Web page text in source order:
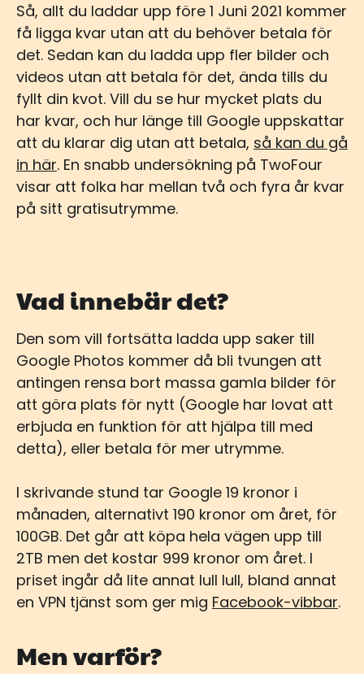
Så, allt du laddar upp före 1 Juni 2021 kommer
få ligga kvar utan att du behöver betala för
det. Sedan kan du ladda upp fler bilder och
videos utan att betala för det, ända tills du
fyllt din kvot. Vill du se hur mycket plats du
har kvar, och hur länge till Google uppskattar
att du klarar dig utan att betala, så kan du gå
in här. En snabb undersökning på TwoFour
visar att folka har mellan två och fyra år kvar
på sitt gratisutrymme.
Vad innebär det?
Den som vill fortsätta ladda upp saker till
Google Photos kommer då bli tvungen att
antingen rensa bort massa gamla bilder för
att göra plats för nytt (Google har lovat att
erbjuda en funktion för att hjälpa till med
detta), eller betala för mer utrymme.
I skrivande stund tar Google 19 kronor i
månaden, alternativt 190 kronor om året, för
100GB. Det går att köpa hela vägen upp till
2TB men det kostar 999 kronor om året. I
priset ingår då lite annat lull lull, bland annat
en VPN tjänst som ger mig Facebook-vibbar.
Men varför?